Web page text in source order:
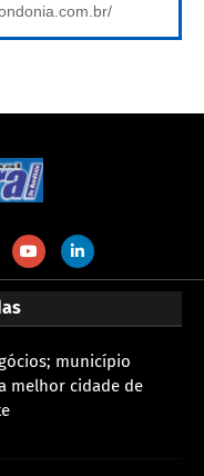
município
melhor cidade de